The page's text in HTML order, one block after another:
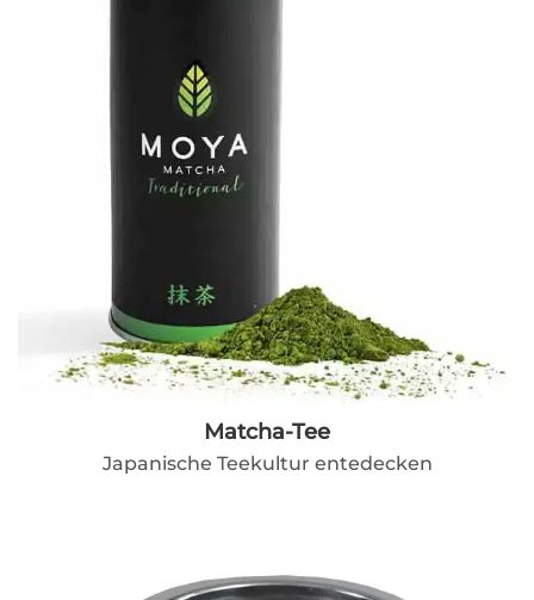
Matcha-Tee
Japanische Teekultur entedecken